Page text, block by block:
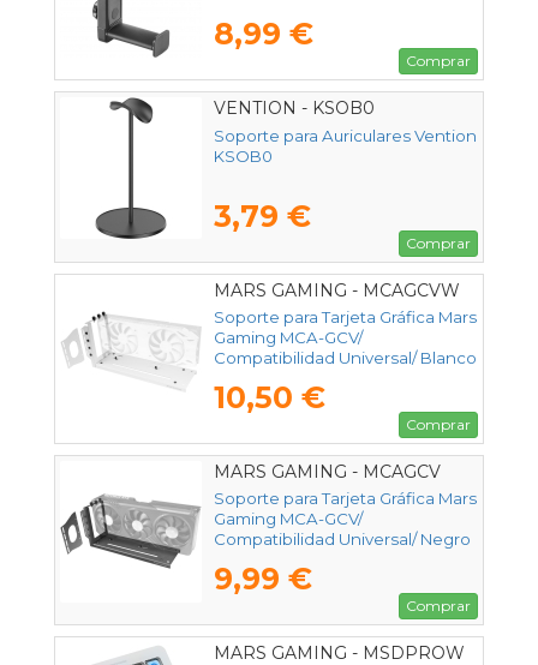
8,99 €
Comprar
VENTION - KSOB0
Soporte para Auriculares Vention
KSOB0
3,79 €
Comprar
MARS GAMING - MCAGCVW
Soporte para Tarjeta Gráfica Mars
Gaming MCA-GCV/
Compatibilidad Universal/ Blanco
10,50 €
Comprar
MARS GAMING - MCAGCV
Soporte para Tarjeta Gráfica Mars
Gaming MCA-GCV/
Compatibilidad Universal/ Negro
9,99 €
Comprar
MARS GAMING - MSDPROW